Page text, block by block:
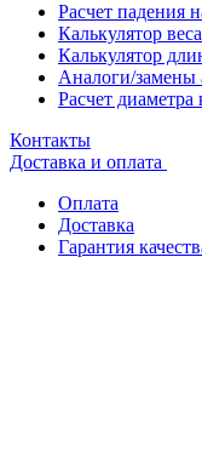
Расчет падения
Калькулятор
Калькулятор
Аналоги/
Расчет диаметра
Контакты
Доставка и оплата
Оплата
Доставка
Гарантия